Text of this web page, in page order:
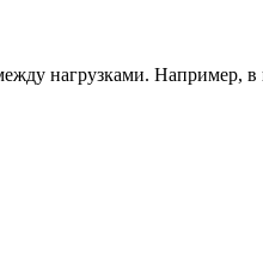
нагрузками. Например, в